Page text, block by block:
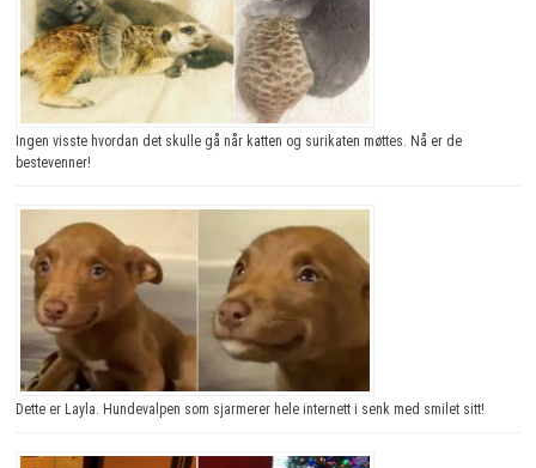
Ingen visste hvordan det skulle gå når katten og surikaten møttes. Nå er de
bestevenner!
Dette er Layla. Hundevalpen som sjarmerer hele internett i senk med smilet sitt!